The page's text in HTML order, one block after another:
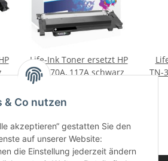
Life-Ink Toner ersetzt HP
W2070A, 117A schwarz
TN-
& Co nutzen
akzeptieren“ gestatten Sie den
auf unserer Website:
die Einstellung jederzeit ändern